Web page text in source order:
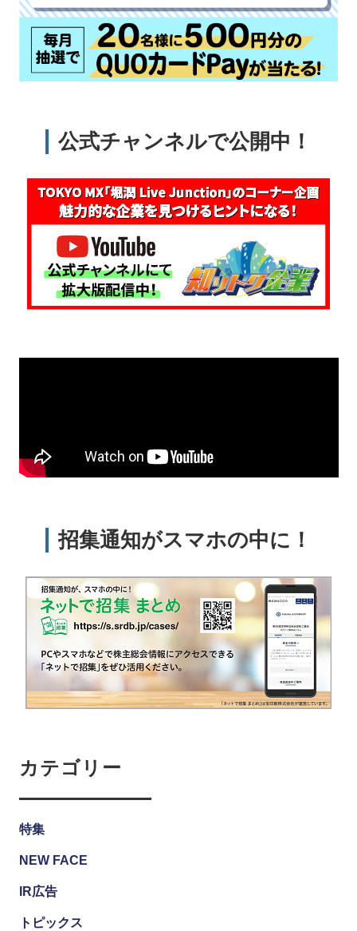
公式チャンネルで公開中！
招集通知がスマホの中に！
カテゴリー
特集
NEW FACE
IR広告
トピックス